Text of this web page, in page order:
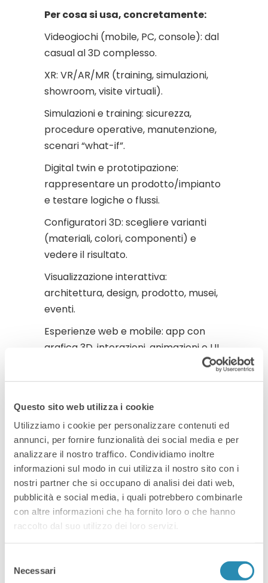
Questo sito web utilizza i cookie
Utilizziamo i cookie per personalizzare contenuti ed
annunci, per fornire funzionalità dei social media e per
analizzare il nostro traffico. Condividiamo inoltre
informazioni sul modo in cui utilizza il nostro sito con i
nostri partner che si occupano di analisi dei dati web,
pubblicità e social media, i quali potrebbero combinarle
con altre informazioni che ha fornito loro o che hanno
raccolto dal suo utilizzo dei loro servizi.
delNecessari
Per cosa si usa, concretamente:
Videogiochi (mobile, PC, console): dal
casual al 3D complesso.
XR: VR/AR/MR (training, simulazioni,
showroom, visite virtuali).
Simulazioni e training: sicurezza,
procedure operative, manutenzione,
scenari “what-if”.
Digital twin e prototipazione:
rappresentare un prodotto/impianto
e testare logiche o flussi.
Configuratori 3D: scegliere varianti
(materiali, colori, componenti) e
vedere il risultato.
Visualizzazione interattiva:
architettura, design, prodotto, musei,
eventi.
Esperienze web e mobile: app con
grafica 3D, interazioni, animazioni e UI
Perché si usa spesso:
Ti dà un ambiente completo per
grafica, fisica, animazioni, UI, audio e
gestione input.
Esporta su molte piattaforme (PC,
mobile, VR, web) senza riscrivere
tutto.
Permette di sviluppare in C#, con
workflow abbastanza rapido per
In sintesi: Unity serve quando